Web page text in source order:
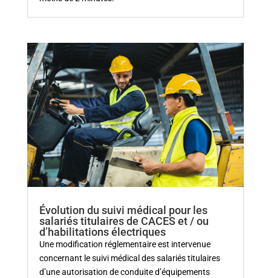
Évolution du suivi médical pour les
salariés titulaires de CACES et / ou
d’habilitations électriques
Une modification réglementaire est intervenue
concernant le suivi médical des salariés titulaires
d’une autorisation de conduite d’équipements